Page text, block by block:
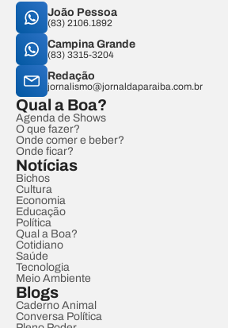
João Pessoa
(83) 2106.1892
Campina Grande
(83) 3315-3204
Redação
jornalismo@jornaldaparaiba.com.br
Qual a Boa?
Agenda de Shows
O que fazer?
Onde comer e beber?
Onde ficar?
Notícias
Bichos
Cultura
Economia
Educação
Política
Qual a Boa?
Cotidiano
Saúde
Tecnologia
Meio Ambiente
Blogs
Caderno Animal
Conversa Política